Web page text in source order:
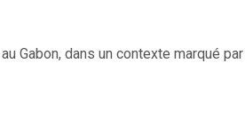
Gabon, dans un contexte marqué